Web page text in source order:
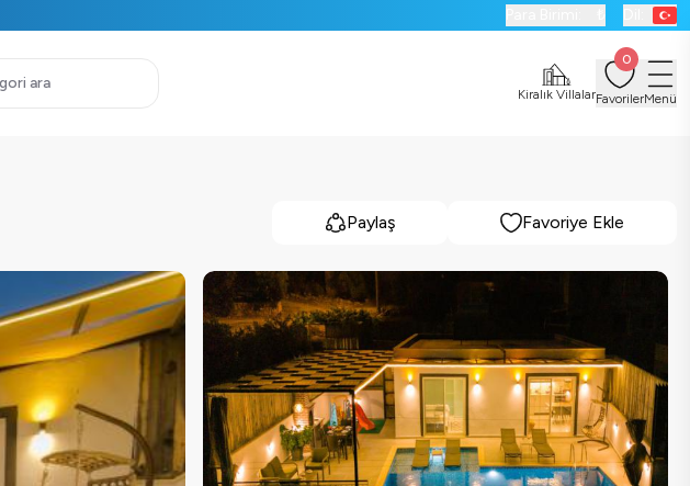
Kiralık Villalar
0
FavorilerMenü
Paylaş Favoriye Ekle